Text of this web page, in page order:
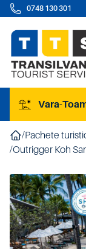
0748 130 301
Vara-
/Pachete
/Outrigger Koh